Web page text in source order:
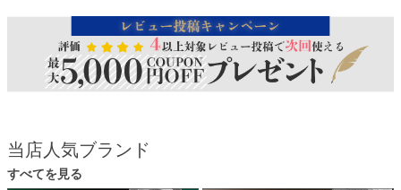
当店人気ブランド
すべてを見る